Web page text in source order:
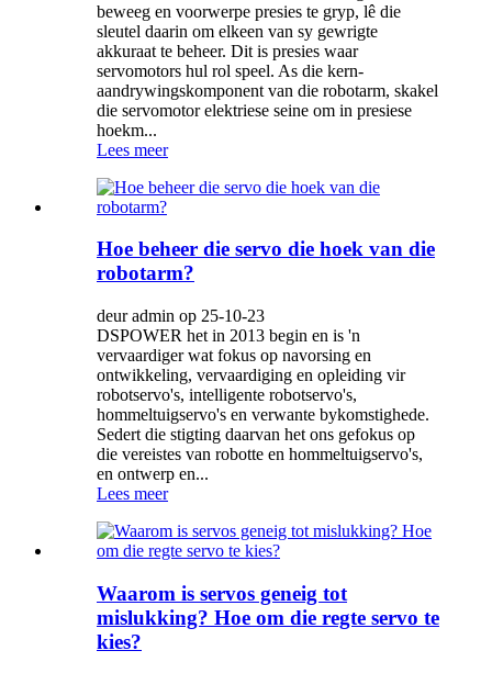
beweeg en voorwerpe presies te gryp, lê die
sleutel daarin om elkeen van sy gewrigte
akkuraat te beheer. Dit is presies waar
servomotors hul rol speel. As die kern-
aandrywingskomponent van die robotarm, skakel
die servomotor elektriese seine om in presiese
hoekm...
Lees meer
Hoe beheer die servo die hoek van die
robotarm?
deur admin op 25-10-23
DSPOWER het in 2013 begin en is 'n
vervaardiger wat fokus op navorsing en
ontwikkeling, vervaardiging en opleiding vir
robotservo's, intelligente robotservo's,
hommeltuigservo's en verwante bykomstighede.
Sedert die stigting daarvan het ons gefokus op
die vereistes van robotte en hommeltuigservo's,
en ontwerp en...
Lees meer
Waarom is servos geneig tot
mislukking? Hoe om die regte servo te
kies?